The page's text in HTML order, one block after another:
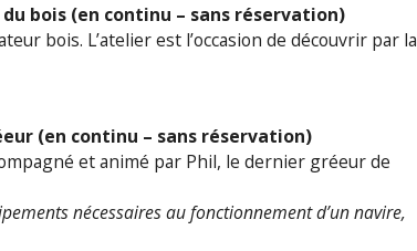
bois (en continu – sans réservation)
bois. L’atelier est l’occasion de découvrir par la
(en continu – sans réservation)
et animé par Phil, le dernier gréeur de
nécessaires au fonctionnement d’un navire,